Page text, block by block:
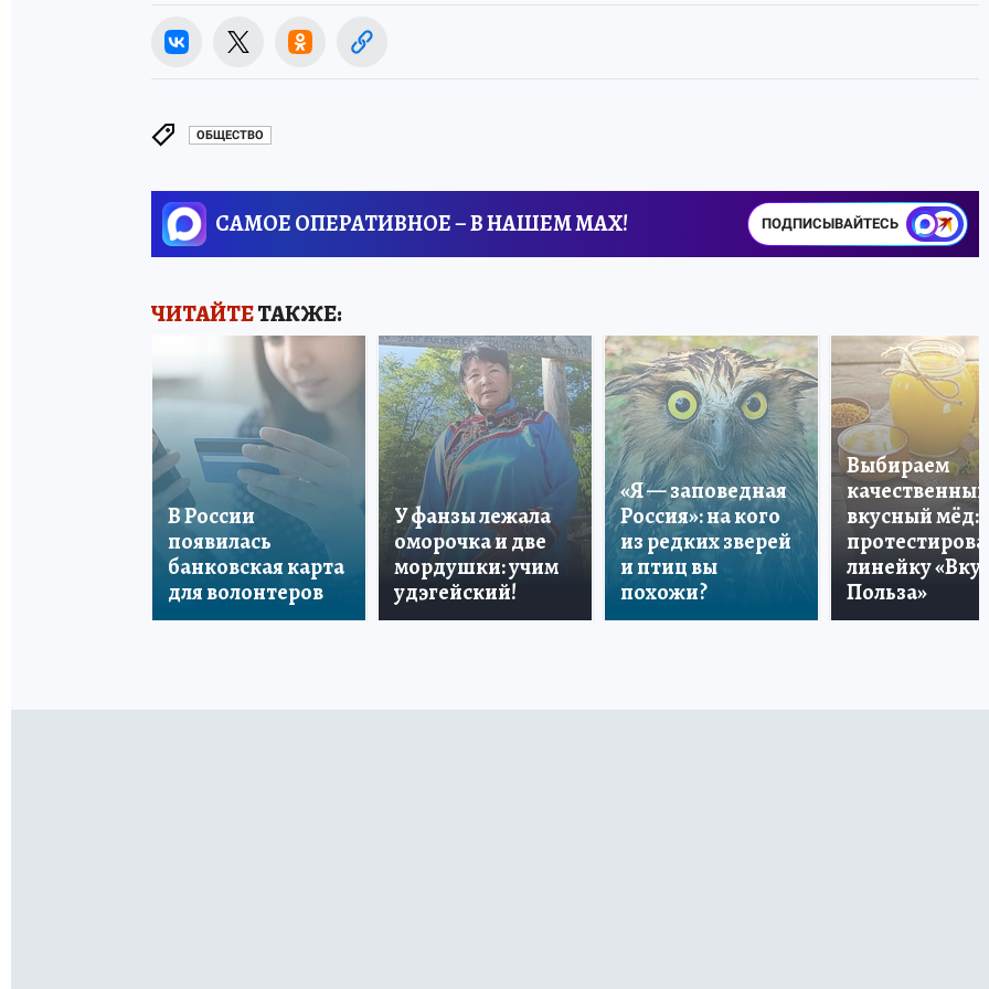
ОБЩЕСТВО
САМОЕ ОПЕРАТИВНОЕ – В НАШЕМ MAX! ПОДПИСЫВАЙТЕСЬ
ЧИТАЙТЕТАКЖЕ:
В России
появилась
банковская карта
для волонтеров
У фанзы лежала
оморочка и две
мордушки: учим
удэгейский!
«Я — заповедная
Россия»: на кого
из редких зверей
и птиц вы
похожи?
Выбираем
качественный
вкусный мёд:
линейку «Вкус
Польза»